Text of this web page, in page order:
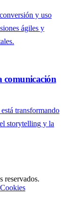
y uso
ágiles y
comunicación
transformando
storytelling y la
reservados.